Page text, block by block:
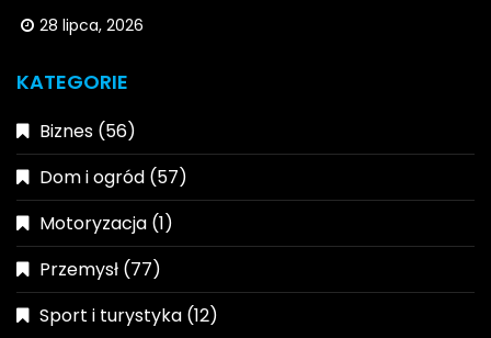
28 lipca, 2026
KATEGORIE
Biznes (56)
Dom i ogród (57)
Motoryzacja (1)
Przemysł (77)
Sport i turystyka (12)